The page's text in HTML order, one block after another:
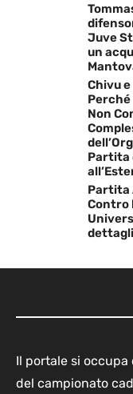
Juve
un
Chivu
Perché
Non
Partita
Partita
Contro
Il portale si
del campionato